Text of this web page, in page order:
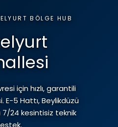
BÖLGE HUB
için hızlı, garantili
E-5 Hattı, Beylikdüzü
7/24 kesintisiz teknik